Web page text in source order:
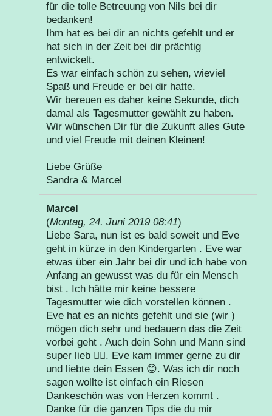
für die tolle Betreuung von Nils bei dir
bedanken!
Ihm hat es bei dir an nichts gefehlt und er
hat sich in der Zeit bei dir prächtig
entwickelt.
Es war einfach schön zu sehen, wieviel
Spaß und Freude er bei dir hatte.
Wir bereuen es daher keine Sekunde, dich
damal als Tagesmutter gewählt zu haben.
Wir wünschen Dir für die Zukunft alles Gute
und viel Freude mit deinen Kleinen!
Liebe Grüße
Sandra & Marcel
Marcel
(Montag, 24. Juni 2019 08:41)
Liebe Sara, nun ist es bald soweit und Eve
geht in kürze in den Kindergarten . Eve war
etwas über ein Jahr bei dir und ich habe von
Anfang an gewusst was du für ein Mensch
bist . Ich hätte mir keine bessere
Tagesmutter wie dich vorstellen können .
Eve hat es an nichts gefehlt und sie (wir )
mögen dich sehr und bedauern das die Zeit
vorbei geht . Auch dein Sohn und Mann sind
super lieb 👌🏻. Eve kam immer gerne zu dir
und liebte dein Essen 😊. Was ich dir noch
sagen wollte ist einfach ein Riesen
Dankeschön was von Herzen kommt .
Danke für die ganzen Tips die du mir